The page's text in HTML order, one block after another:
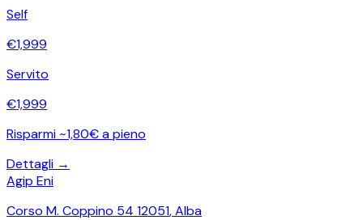
Self
€1,999
Servito
€1,999
Risparmi ~1,80€ a pieno
Dettagli →
Agip Eni
Corso M. Coppino 54 12051,Alba